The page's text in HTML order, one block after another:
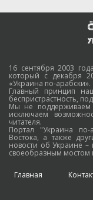
16 сентября 2003
который с декабря
«Украина по-арабски».
Главный принцип
беспристрастность,
Мы не поддерживаем
исключаем
читателя.
Портал "Украина по-
Востока, а также
новости об Украине –
своеобразным
Главная